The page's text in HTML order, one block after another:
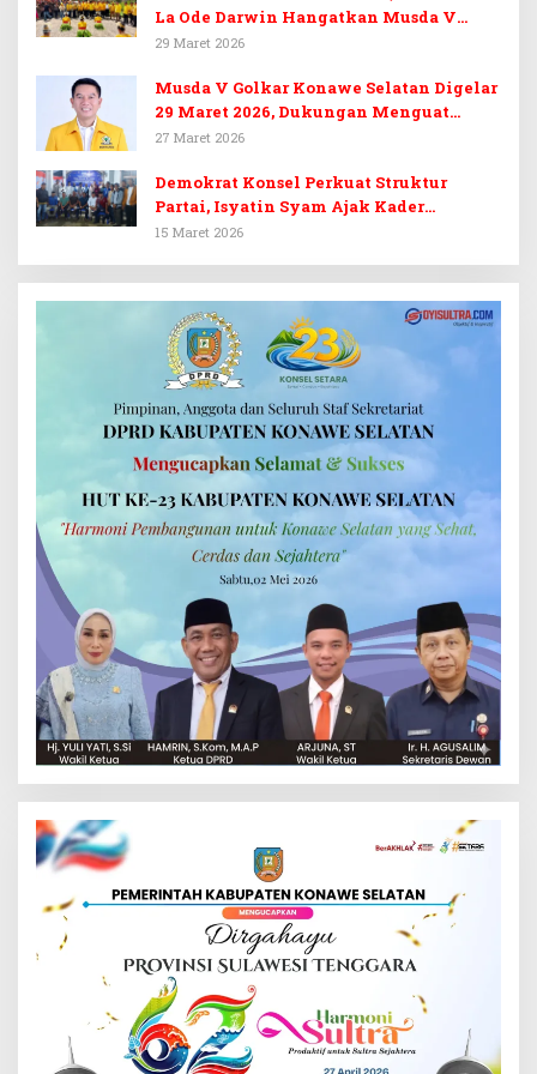
La Ode Darwin Hangatkan Musda V
Golkar Konsel
29 Maret 2026
Musda V Golkar Konawe Selatan Digelar
29 Maret 2026, Dukungan Menguat
untuk Irham Kalenggo
27 Maret 2026
Demokrat Konsel Perkuat Struktur
Partai, Isyatin Syam Ajak Kader
Kembalikan Kejayaan
15 Maret 2026